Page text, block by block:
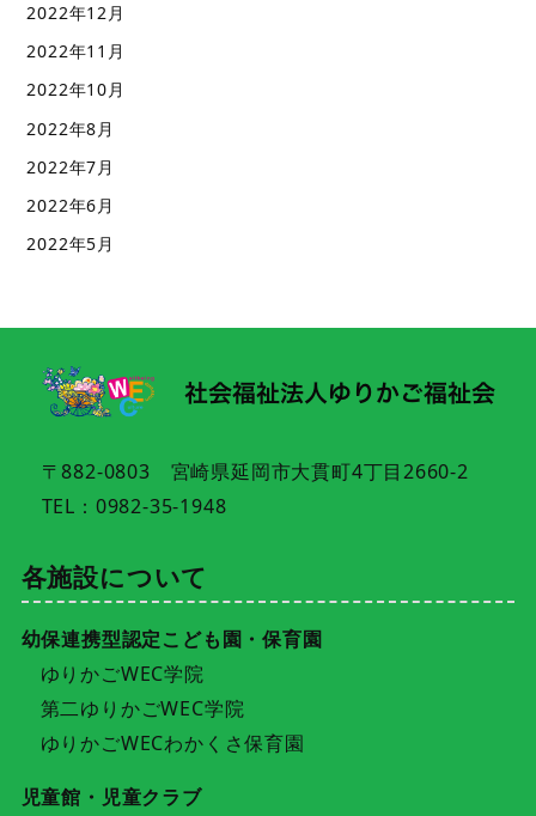
2022年12月
2022年11月
2022年10月
2022年8月
2022年7月
2022年6月
2022年5月
〒882-0803 宮崎県延岡市大貫町4丁目2660-2
TEL：0982-35-1948
各施設について
幼保連携型認定こども園・保育園
ゆりかごWEC学院
第二ゆりかごWEC学院
ゆりかごWECわかくさ保育園
児童館・児童クラブ